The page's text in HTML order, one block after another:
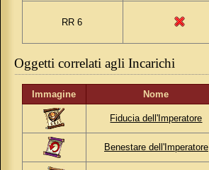
RR 6
Oggetti correlati agli Incarichi
Immagine Nome
Fiducia dell'Imperatore
Benestare dell'Imperatore